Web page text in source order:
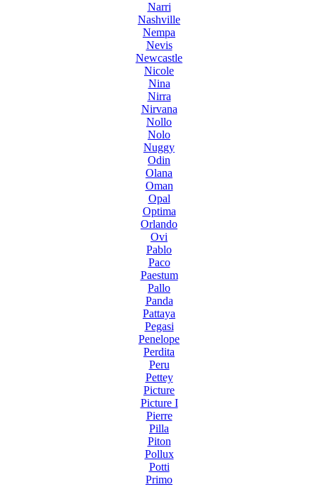
Narri
Nashville
Nempa
Nevis
Newcastle
Nicole
Nina
Nirra
Nirvana
Nollo
Nolo
Nuggy
Odin
Olana
Oman
Opal
Optima
Orlando
Ovi
Pablo
Paco
Paestum
Pallo
Panda
Pattaya
Pegasi
Penelope
Perdita
Peru
Pettey
Picture
Picture I
Pierre
Pilla
Piton
Pollux
Potti
Primo